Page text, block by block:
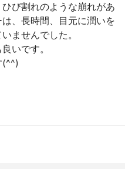
び割れのような崩れがあ
、長時間、目元に潤いを
ませんでした。
いです。
(^^)